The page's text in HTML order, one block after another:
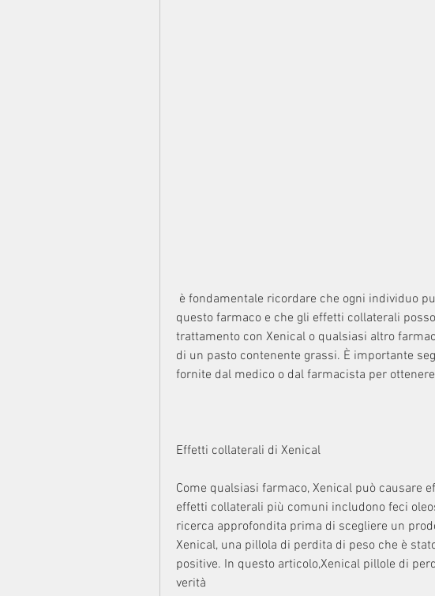
questo farmaco e che gli effetti collaterali
trattamento con Xenical o qualsiasi altro
di un pasto contenente grassi. È importante
fornite dal medico o dal farmacista per
Effetti collaterali di Xenical
Come qualsiasi farmaco, Xenical può causare
effetti collaterali più comuni includono feci
ricerca approfondita prima di scegliere un
Xenical, una pillola di perdita di peso che è
positive. In questo articolo,Xenical pillole di
verità